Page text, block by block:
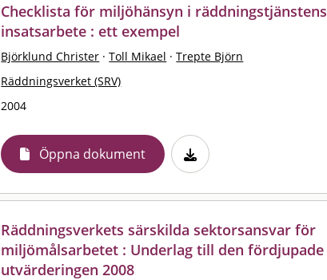
Checklista för miljöhänsyn i räddningstjänstens
insatsarbete : ett exempel
Björklund Christer · Toll Mikael · Trepte Björn
Räddningsverket (SRV)
2004
Öppna dokument
Räddningsverkets särskilda sektorsansvar för
miljömålsarbetet : Underlag till den fördjupade
utvärderingen 2008